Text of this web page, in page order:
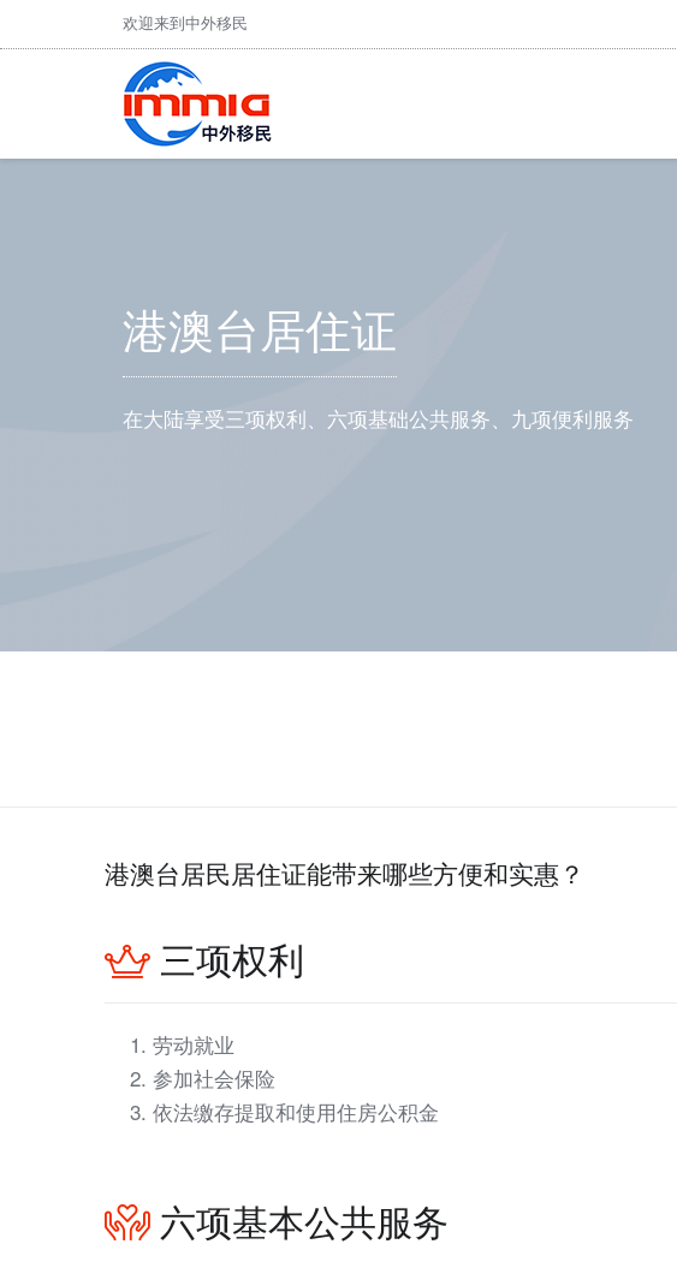
欢迎来到中外移民
港澳台居住证
在大陆享受三项权利、六项基础公共服务、九项便利服务
港澳台居民居住证能带来哪些方便和实惠？
三项权利
劳动就业
参加社会保险
依法缴存提取和使用住房公积金
六项基本公共服务